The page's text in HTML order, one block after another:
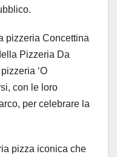
pizzeria Concettina
Pizzeria Da
‘O
con le loro
per celebrare la
pizza iconica che